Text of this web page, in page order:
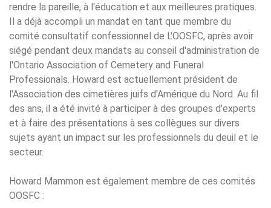
rendre la pareille, à l'éducation et aux meilleures pratiques.
Il a déjà accompli un mandat en tant que membre du
comité consultatif confessionnel de L'OOSFC, après avoir
siégé pendant deux mandats au conseil d'administration de
l'Ontario Association of Cemetery and Funeral
Professionals. Howard est actuellement président de
l'Association des cimetières juifs d'Amérique du Nord. Au fil
des ans, il a été invité à participer à des groupes d'experts
et à faire des présentations à ses collègues sur divers
sujets ayant un impact sur les professionnels du deuil et le
secteur.
Howard Mammon est également membre de ces comités
OOSFC :